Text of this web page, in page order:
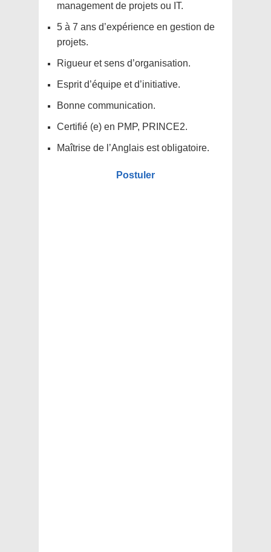
management de projets ou IT.
5 à 7 ans d’expérience en gestion de
projets.
Rigueur et sens d’organisation.
Esprit d’équipe et d’initiative.
Bonne communication.
Certifié (e) en PMP, PRINCE2.
Maîtrise de l’Anglais est obligatoire.
Postuler